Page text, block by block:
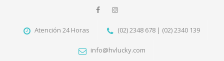
Atención 24 Horas (02) 2348 678 | (02) 2340 139
info@hvlucky.com